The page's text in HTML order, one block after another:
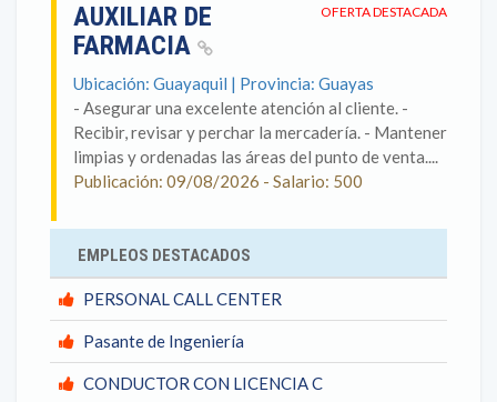
OFERTA DESTACADA
AUXILIAR DE
FARMACIA
Ubicación: Guayaquil | Provincia: Guayas
- Asegurar una excelente atención al cliente. -
Recibir, revisar y perchar la mercadería. - Mantener
limpias y ordenadas las áreas del punto de venta....
Publicación: 09/08/2026 - Salario: 500
EMPLEOS DESTACADOS
PERSONAL CALL CENTER
Pasante de Ingeniería
CONDUCTOR CON LICENCIA C